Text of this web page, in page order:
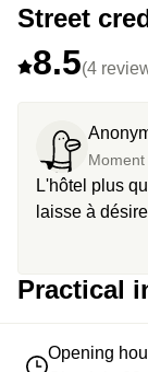
scène signée
Street
8.5(4
Moment
L'hôtel plus
laisse à
moisissure
est une arnaque. Le paradis
Practical
Opening